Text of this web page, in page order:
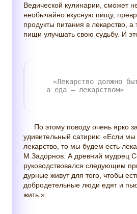
Ведической кулинарии, сможет
необычайно вкусную пищу,
продукты питания в лекарство,
пищи улучшать свою судьбу. И
«Лекарство должно
а еда – лекарством»
По этому поводу очень ярко
удивительный сатирик: «Если
лекарство, то мы будем есть
М.Задорнов. А древний мудрец
руководствовался следующим
дурные живут для того, чтобы
добродетельные люди едят и
жить.».